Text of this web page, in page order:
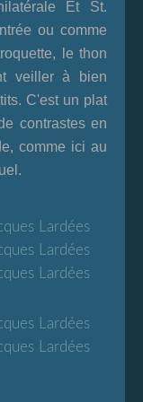
Et St.
ou comme
le thon
veiller à bien
C'est un plat
contrastes en
comme ici au